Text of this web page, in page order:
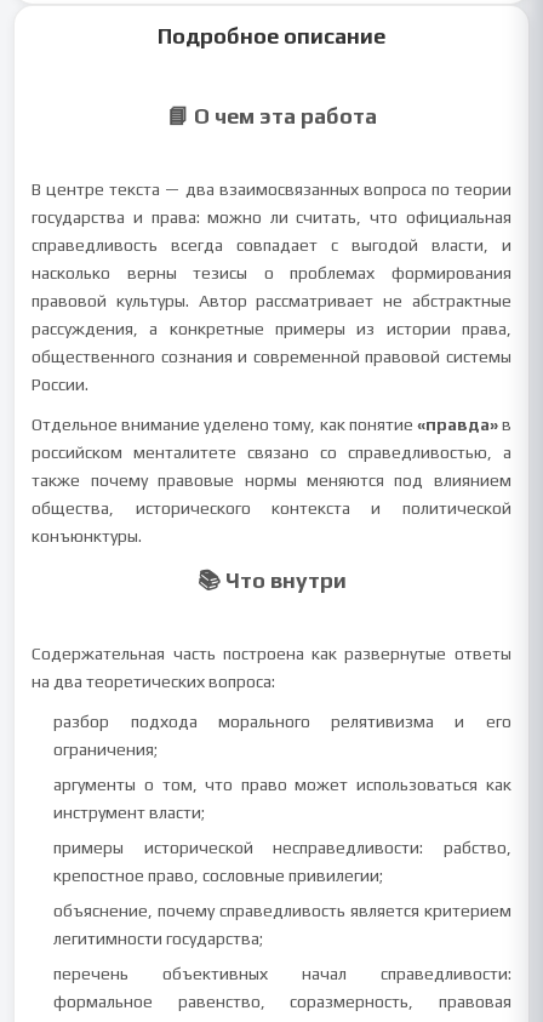
Подробное описание
📘 О чем эта работа
В центре текста — два взаимосвязанных вопроса по теории
государства и права: можно ли считать, что официальная
справедливость всегда совпадает с выгодой власти, и
насколько верны тезисы о проблемах формирования
правовой культуры. Автор рассматривает не абстрактные
рассуждения, а конкретные примеры из истории права,
общественного сознания и современной правовой системы
России.
Отдельное внимание уделено тому, как понятие «правда»в
российском менталитете связано со справедливостью, а
также почему правовые нормы меняются под влиянием
общества, исторического контекста и политической
конъюнктуры.
📚 Что внутри
Содержательная часть построена как развернутые ответы
на два теоретических вопроса:
разбор подхода морального релятивизма и его
ограничения;
аргументы о том, что право может использоваться как
инструмент власти;
примеры исторической несправедливости: рабство,
крепостное право, сословные привилегии;
объяснение, почему справедливость является критерием
легитимности государства;
перечень объективных начал справедливости:
формальное равенство, соразмерность, правовая